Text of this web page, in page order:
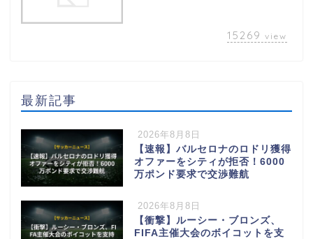
15269 view
最新記事
2026年8月8日
【速報】バルセロナのロドリ獲得
オファーをシティが拒否！6000
万ポンド要求で交渉難航
2026年8月8日
【衝撃】ルーシー・ブロンズ、
FIFA主催大会のボイコットを支